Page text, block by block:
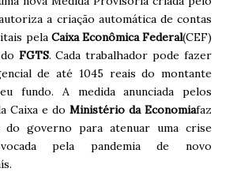
a criação automática de contas
pela Caixa Econômica Federal(CEF)
FGTS.Cada trabalhador pode fazer
de até 1045 reais do montante
fundo. A medida anunciada pelos
Caixa e do Ministério da Economiafaz
do governo para atenuar uma crise
pela pandemia de novo